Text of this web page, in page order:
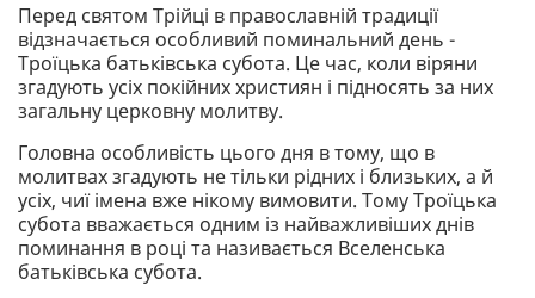
Перед святом Трійці в православній традиції
відзначається особливий поминальний день -
Троїцька батьківська субота. Це час, коли віряни
згадують усіх покійних християн і підносять за них
загальну церковну молитву.
Головна особливість цього дня в тому, що в
молитвах згадують не тільки рідних і близьких, а й
усіх, чиї імена вже нікому вимовити. Тому Троїцька
субота вважається одним із найважливіших днів
поминання в році та називається Вселенська
батьківська субота.